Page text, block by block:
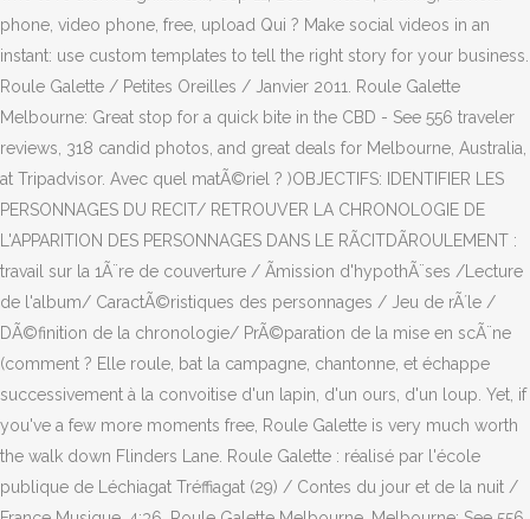
phone, video phone, free, upload Qui ? Make social videos in an
instant: use custom templates to tell the right story for your business.
Roule Galette / Petites Oreilles / Janvier 2011. Roule Galette
Melbourne: Great stop for a quick bite in the CBD - See 556 traveler
reviews, 318 candid photos, and great deals for Melbourne, Australia,
at Tripadvisor. Avec quel matÃ©riel ? )OBJECTIFS: IDENTIFIER LES
PERSONNAGES DU RECIT/ RETROUVER LA CHRONOLOGIE DE
L'APPARITION DES PERSONNAGES DANS LE RÃCITDÃROULEMENT :
travail sur la 1Ã¨re de couverture / Ãmission d'hypothÃ¨ses /Lecture
de l'album/ CaractÃ©ristiques des personnages / Jeu de rÃ´le /
DÃ©finition de la chronologie/ PrÃ©paration de la mise en scÃ¨ne
(comment ? Elle roule, bat la campagne, chantonne, et échappe
successivement à la convoitise d'un lapin, d'un ours, d'un loup. Yet, if
you've a few more moments free, Roule Galette is very much worth
the walk down Flinders Lane. Roule Galette : réalisé par l'école
publique de Léchiagat Tréffiagat (29) / Contes du jour et de la nuit /